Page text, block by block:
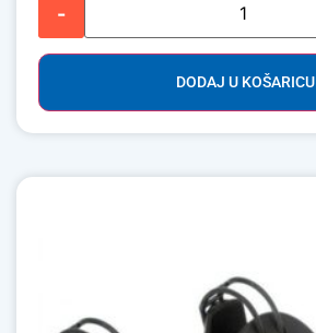
-
DODAJ U KOŠARICU